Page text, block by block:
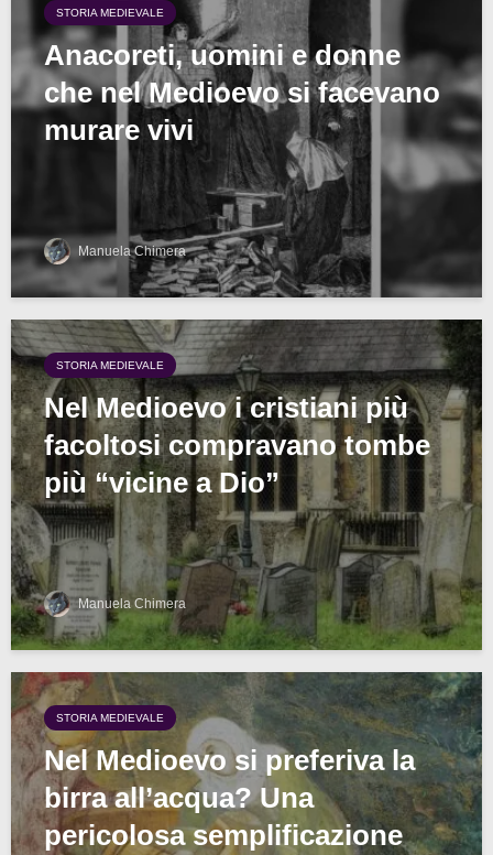
STORIA MEDIEVALE
Anacoreti, uomini e donne
che nel Medioevo si facevano
murare vivi
Manuela Chimera
STORIA MEDIEVALE
Nel Medioevo i cristiani più
facoltosi compravano tombe
più “vicine a Dio”
Manuela Chimera
STORIA MEDIEVALE
Nel Medioevo si preferiva la
birra all’acqua? Una
pericolosa semplificazione